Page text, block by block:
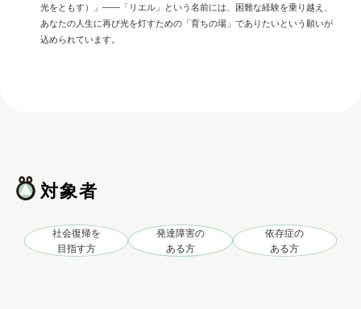
光をともす）」――「リエル」という名前には、困難な経験を乗り越え、
あなたの人生に再び光を灯すための「育ちの場」でありたいという願いが
込められています。
対象者
社会復帰を
目指す方
発達障害の
ある方
依存症の
ある方